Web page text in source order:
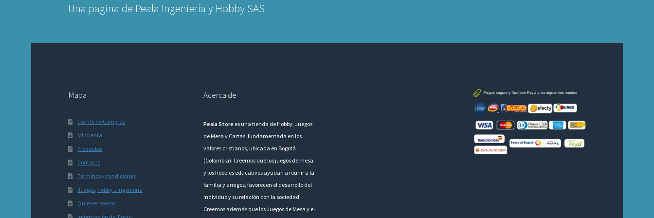
Una pagina de Peala Ingeniería y Hobby SAS
Mapa
Carrito de Compras
Mi cuenta
Productos
Contacto
Términos y condiciones
Juegos, hobby e ingeniería
Quienes somos
Acerca de
Peala Store es una tienda de Hobby, Juegos
de Mesa y Cartas, fundamentada en los
valores cristianos, ubicada en Bogotá
(Colombia). Creemos que los juegos de mesa
y los hobbies educativos ayudan a reunir a la
familia y amigos, favorecen el desarrollo del
individuo y su relación con la sociedad.
Creemos además que los Juegos de Mesa y el